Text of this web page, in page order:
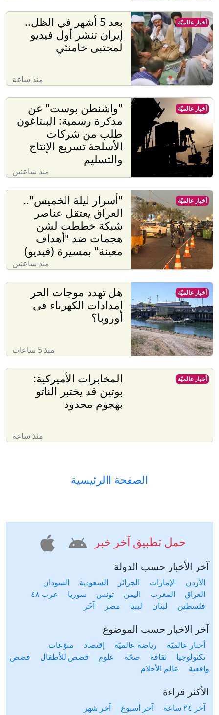
بعد 5 أشهر في الظل..
إيران تنشر أول فيديو
لمجتبى خامنئي
منذ ساعة
أخبار عالميّة
"واشنطن بوست" عن
مذكرة رسمية: البنتاغون
طلب من شركات
الأسلحة تسريع الإنتاج
والتسليم
منذ ساعتين
أخبار عالميّة
"أسرار ليلة الخميس"..
العراق يعتقل عناصر
شبكة خططت لشن
هجمات ضد "أهداف
معينة" بمسيرة (فيديو)
منذ ساعتين
أخبار عالميّة
هل تهدد موجات الحر
إمدادات الكهرباء في
أوروبا؟
منذ 5 ساعات
أخبار عالميّة
المخابرات الأميركية:
بوتين قد يختبر الناتو
بهجوم محدود
منذ ساعة
أخبار عالميّة
الصفحة االرئيسية
حمل تطبيق آخر خبر
آخر الأخبار حسب الدولة
الأردن الإمارات الجزائر السعودية
السودان
العراق
المغرب اليمن تونس سوريا
عرب ٤٨
فلسطين
لبنان ليبيا مصر آخَر
آخر الاخبار حسب الموضوع
أخبار عالميّة رياضة عالميّة إقتصاد
منوّعات
تكنولوجيا
ثقافة صحّة علوم قصص للأطفال
قصص
واقعية
عالم الأحلام
الأكثر قراءة
آخر ٢٤ ساعة آخر أسبوع آخر شهر